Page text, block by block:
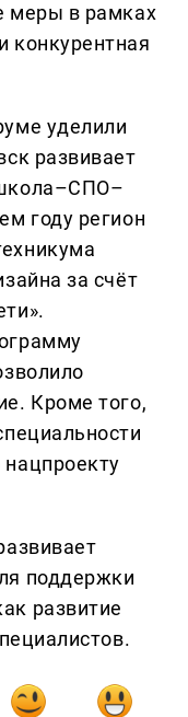
меры в рамках
конкурентная
уделили
развивает
году регион
за счёт
Кроме того,
поддержки
развитие